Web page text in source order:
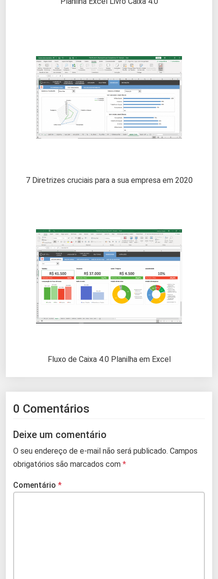
7 Diretrizes cruciais para a sua empresa em 2020
Fluxo de Caixa 4.0 Planilha em Excel
0 Comentários
Deixe um comentário
O seu endereço de e-mail não será publicado. Campos
obrigatórios são marcados com *
Comentário *